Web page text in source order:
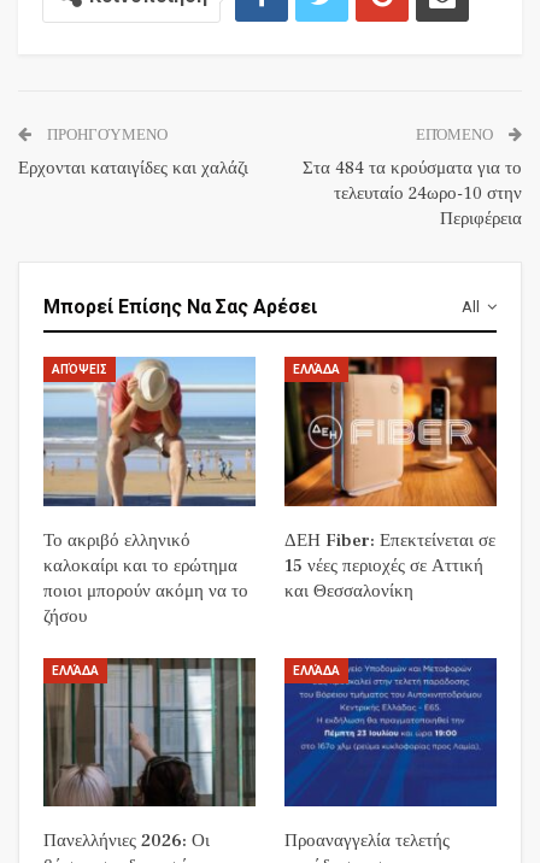
ΠΡΟΗΓΟΎΜΕΝΟ
Ερχονται καταιγίδες και χαλάζι
ΕΠΌΜΕΝΟ
Στα 484 τα κρούσματα για το
τελευταίο 24ωρο-10 στην
Περιφέρεια
All
Μπορεί Επίσης Να Σας Αρέσει
ΑΠΌΨΕΙΣ
Το ακριβό ελληνικό
καλοκαίρι και το ερώτημα
ποιοι μπορούν ακόμη να το
ζήσου
ΕΛΛΆΔΑ
ΔΕΗ Fiber: Επεκτείνεται σε
15 νέες περιοχές σε Αττική
και Θεσσαλονίκη
ΕΛΛΆΔΑ
Πανελλήνιες 2026: Οι
ΕΛΛΆΔΑ
Προαναγγελία τελετής